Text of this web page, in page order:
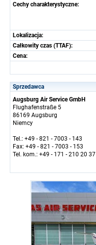
Cechy charakterystyczne:
Lokalizacja:
Całkowity czas (TTAF):
Cena:
Sprzedawca
Augsburg Air Service GmbH
Flughafenstraße 5
86169 Augsburg
Niemcy
Tel.: +49 - 821 - 7003 - 143
Fax: +49 - 821 - 7003 - 153
Tel. kom.: +49 - 171 - 210 20 37